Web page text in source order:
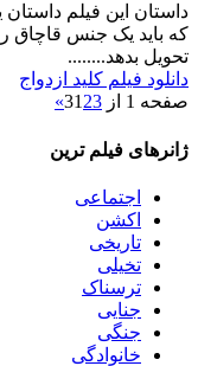
داستان این فیلم
که باید یک جنس قاچاق را
تحویل بدهد........
دانلود فیلم کلید ازدواج
صفحه 1 از 3
123
»
ژانرهای فیلم ترین
اجتماعی
اکشن
تاریخی
تخیلی
ترسناک
جنایی
جنگی
خانوادگی